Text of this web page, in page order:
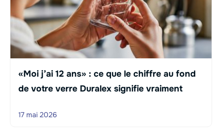
«Moi j’ai 12 ans» : ce que le chiffre au fond
de votre verre Duralex signifie vraiment
17 mai 2026